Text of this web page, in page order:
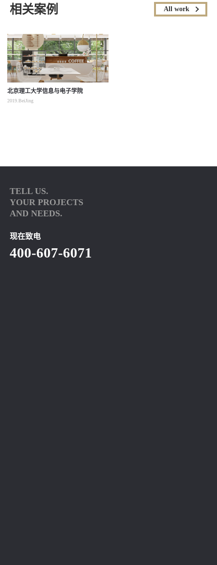
相关案例 All work
北京理工大学信息与电子学院
2019.BeiJing
TELL US.
YOUR PROJECTS
AND NEEDS.
现在致电
400-607-6071